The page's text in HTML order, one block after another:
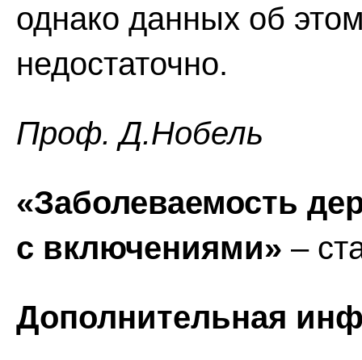
однако данных об
недостаточно.
Проф. Д.Нобель
«Заболеваемость
с включениями» –
Дополнительная